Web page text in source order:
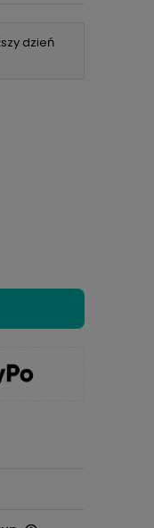
dzień